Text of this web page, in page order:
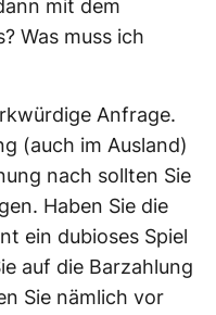
mit dem
Was muss ich
Anfrage.
(auch im Ausland)
nach sollten Sie
Haben Sie die
ein dubioses Spiel
auf die Barzahlung
Sie nämlich vor